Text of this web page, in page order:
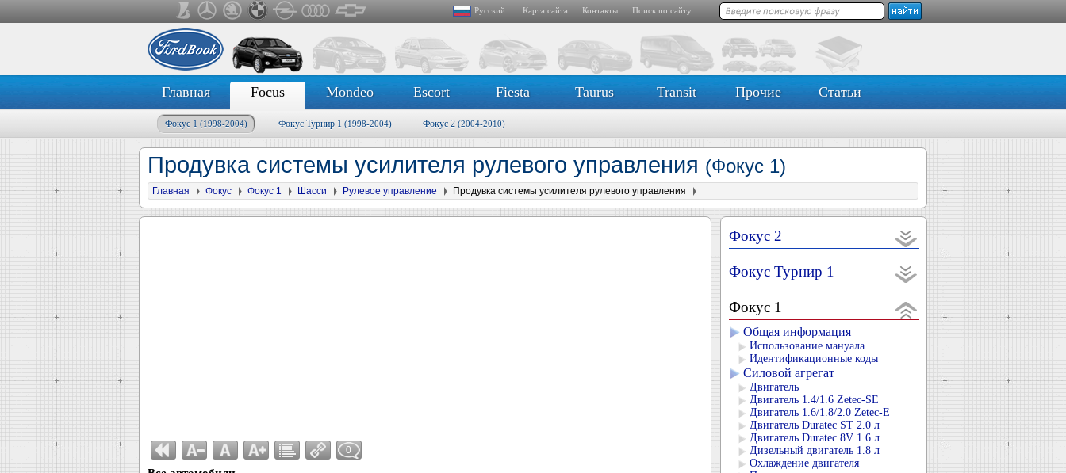
Русский Карта сайта Контакты Поиск по сайту
Главная Focus Mondeo Escort Fiesta Taurus Transit Прочие Статьи
Фокус 1 (1998-2004) Фокус Турнир 1 (1998-2004) Фокус 2 (2004-2010)
Продувка системы усилителя рулевого управления (Фокус 1)
Главная Фокус Фокус 1 Шасси Рулевое управление Продувка системы усилителя рулевого управления
0
Фокус 2
Фокус Турнир 1
Фокус 1
Общая информация
Использование мануала
Идентификационные коды
Силовой агрегат
Двигатель
Двигатель 1.4/1.6 Zetec-SE
Двигатель 1.6/1.8/2.0 Zetec-E
Двигатель Duratec ST 2.0 л
Двигатель Duratec 8V 1.6 л
Дизельный двигатель 1.8 л
Охлаждение двигателя